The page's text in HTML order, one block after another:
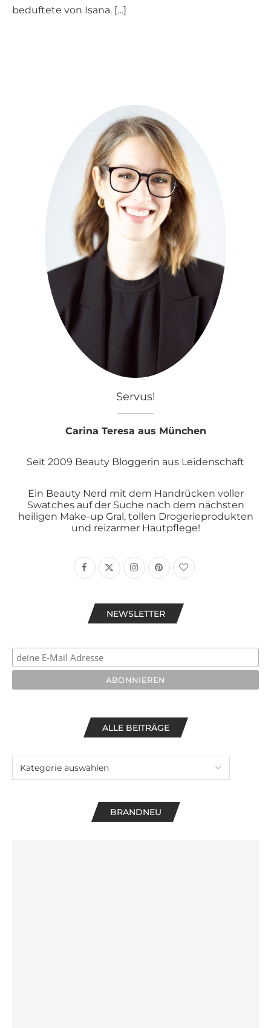
beduftete von Isana. […]
Servus!
Carina Teresa aus München
Seit 2009 Beauty Bloggerin aus Leidenschaft
Ein Beauty Nerd mit dem Handrücken voller
Swatches auf der Suche nach dem nächsten
heiligen Make-up Gral, tollen Drogerieprodukten
und reizarmer Hautpflege!
NEWSLETTER
ALLE BEITRÄGE
BRANDNEU